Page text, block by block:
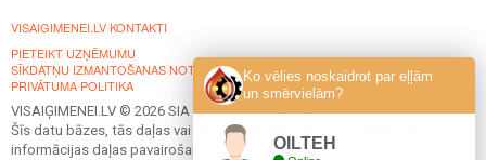
VISAIGIMENEI.LV KONTAKTI
PIETEIKT UZŅĒMUMU
SĪKDATŅU IZMANTOŠANAS NOTEIKUMI
PRIVĀTUMA POLITIKA
VISAIĢIMENEI.LV © 2026 SIA "heise marketing".
Šīs datu bāzes, tās daļas vai datu bāzē iekļautās informācijas, vai
informācijas daļas pavairošana vai izplatīšana jebkādā formā stingri
Ko vēlies noskaidrot par eļļām
un smērvielām?
OILTEH